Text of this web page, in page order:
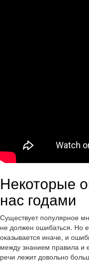
Некоторые
нас годами
Существует популярное
не должен ошибаться. Но
оказывается иначе, и
между знанием правила и
речи лежит довольно